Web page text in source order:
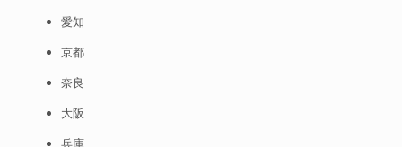
愛知
京都
奈良
大阪
兵庫